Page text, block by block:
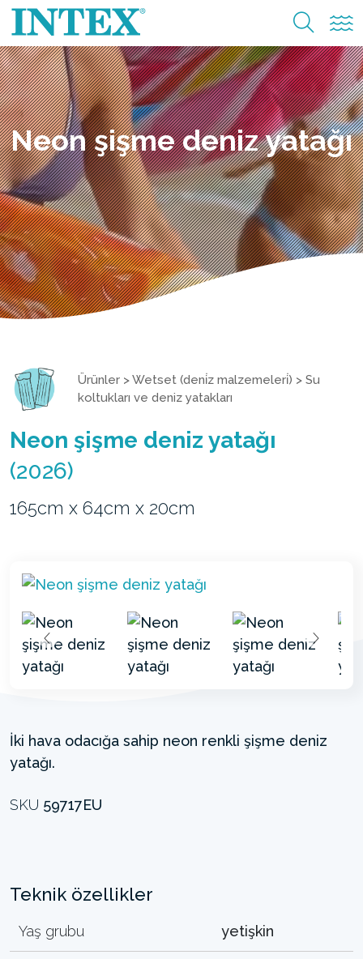
Neon şişme deniz yatağı
Ürünler >Wetset (deni̇z malzemeleri̇) > Su
koltukları ve deniz yatakları
Neon şişme deniz yatağı
(2026)
165cm x 64cm x 20cm
İki hava odacığa sahip neon renkli şişme deniz
yatağı.
SKU 59717EU
Teknik özellikler
Yaş grubu yetişkin